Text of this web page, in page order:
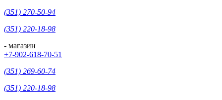
(351) 270-50-94
(351) 220-18-98
- магазин
+7-902-618-70-51
(351) 269-60-74
(351) 220-18-98